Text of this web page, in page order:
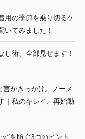
用の季節を乗り切るケ
いてみました！
し術、全部見せます！
言がきっかけ。ノーメ
｜私のキレイ、再始動
”を防ぐ3つのヒント